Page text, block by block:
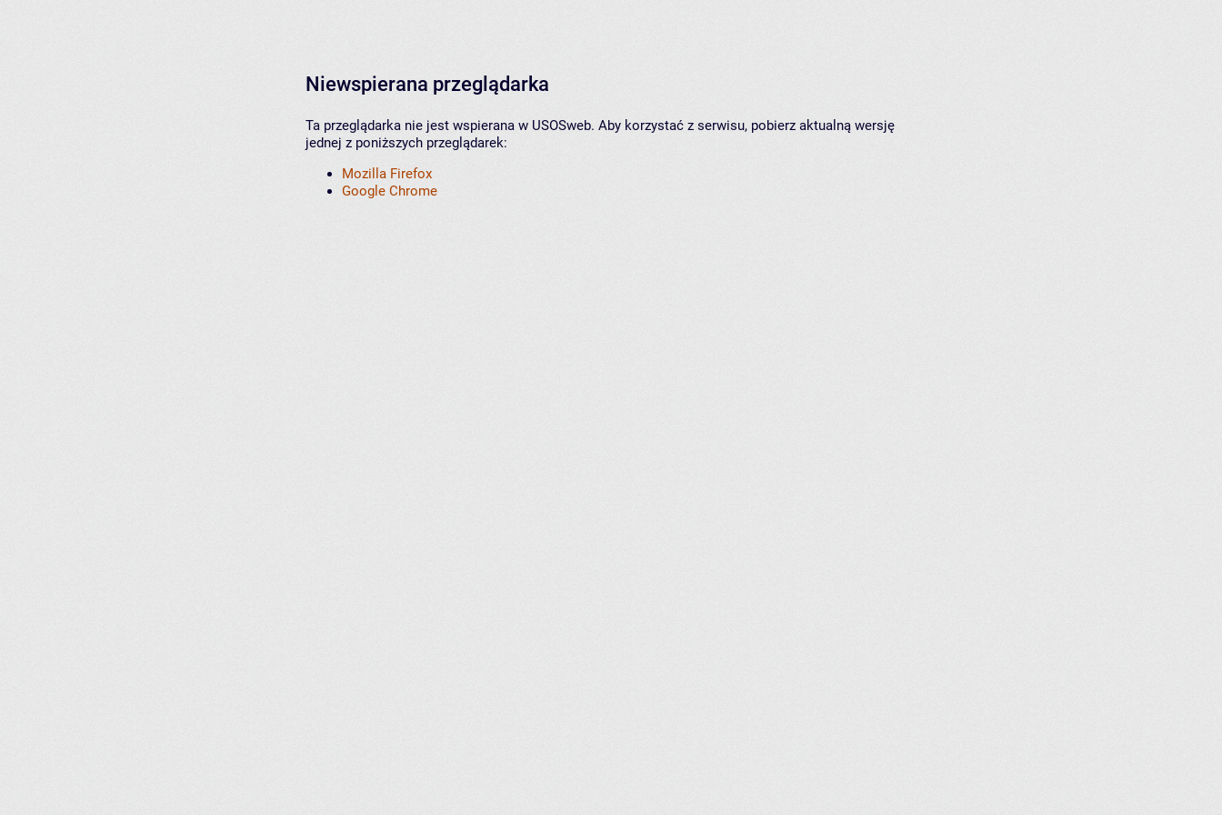
Niewspierana przeglądarka
Ta przeglądarka nie jest wspierana w USOSweb. Aby korzystać z serwisu, pobierz aktualną wersję
jednej z poniższych przeglądarek:
Mozilla Firefox
Google Chrome